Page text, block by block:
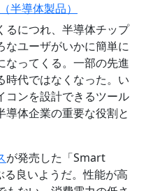
半導体製品）
るにつれ、半導体チップ
なユーザがいかに簡単に
なってくる。一部の先進
時代ではなくなった。い
コンを設計できるツール
導体企業の重要な役割と
が発売した「Smart
良いようだ。性能が高